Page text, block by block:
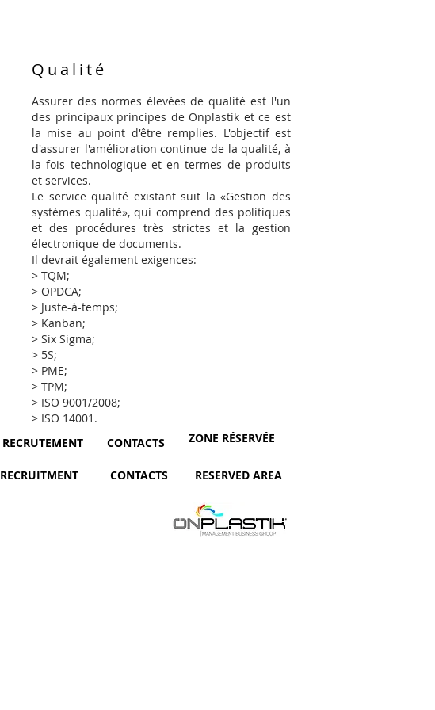
Assurer des normes élevées de qualité est l'un
des principaux principes de Onplastik et ce est
la mise au point d'être remplies. L'objectif est
d'assurer l'amélioration continue de la qualité, à
la fois technologique et en termes de produits
et services.
Le service qualité existant suit la «Gestion des
systèmes qualité», qui comprend des politiques
et des procédures très strictes et la gestion
électronique de documents.
Il devrait également exigences:
> TQM;
> OPDCA;
> Juste-à-temps;
> Kanban;
> Six Sigma;
> 5S;
> PME;
> TPM;
> ISO 9001/2008;
> ISO 14001.
Qualité
CONTACTS
RECRUTEMENT ZONE RÉSERVÉE
RECRUITMENT CONTACTS RESERVED AREA